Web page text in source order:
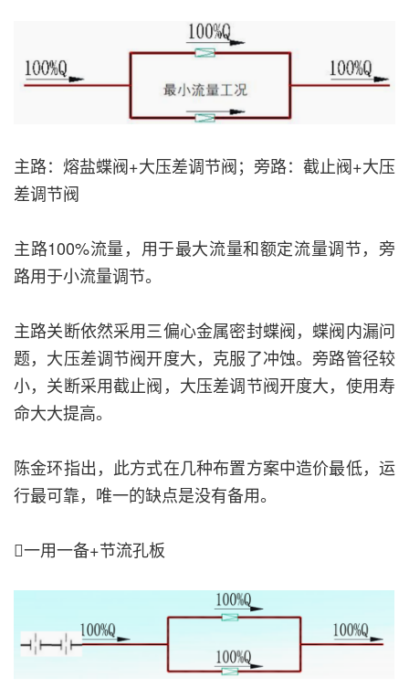
主路：熔盐蝶阀+大压差调节阀；旁路：截止阀+大压
差调节阀
主路100%流量，用于最大流量和额定流量调节，旁
路用于小流量调节。
主路关断依然采用三偏心金属密封蝶阀，蝶阀内漏问
题，大压差调节阀开度大，克服了冲蚀。旁路管径较
小，关断采用截止阀，大压差调节阀开度大，使用寿
命大大提高。
陈金环指出，此方式在几种布置方案中造价最低，运
行最可靠，唯一的缺点是没有备用。
一用一备+节流孔板